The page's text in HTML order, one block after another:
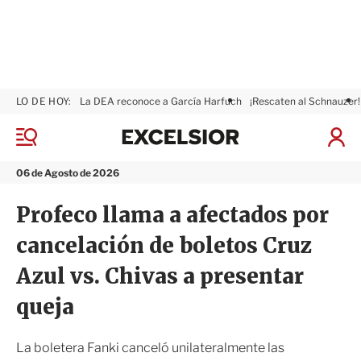
M
n
06 de Agosto de 2026
LO DE HOY: La DEA reconoce a García Harfuch ¡Rescaten al Schnauzer!
I
x
i
r
Profeco llama a afectados por
cancelación de boletos Cruz
Azul vs. Chivas a presentar
queja
La boletera Fanki canceló unilateralmente las